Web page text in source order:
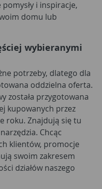
pomysły i inspiracje,
domu lub
wybieranymi
potrzeby, dlatego dla
oddzielna oferta.
została przygotowana
kupowanych przez
roku. Znajdują się tu
Chcąc
klientów, promocje
swoim zakresem
działów naszego